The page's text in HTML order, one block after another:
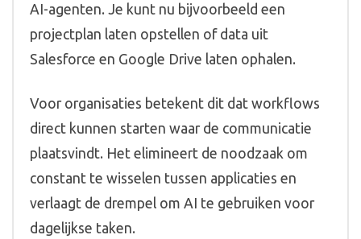
AI-agenten. Je kunt nu bijvoorbeeld een
projectplan laten opstellen of data uit
Salesforce en Google Drive laten ophalen.
Voor organisaties betekent dit dat workflows
direct kunnen starten waar de communicatie
plaatsvindt. Het elimineert de noodzaak om
constant te wisselen tussen applicaties en
verlaagt de drempel om AI te gebruiken voor
dagelijkse taken.